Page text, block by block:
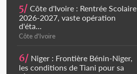
5/ Côte d'Ivoire : Rentrée Scolaire
2026-2027, vaste opération
d'éta...
Côte d'Ivoire
6/ Niger : Frontière Bénin-Niger,
les conditions de Tiani pour sa